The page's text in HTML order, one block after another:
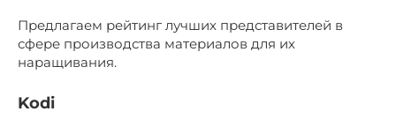
Предлагаем рейтинг лучших представителей в
сфере производства материалов для их
наращивания.
Kodi